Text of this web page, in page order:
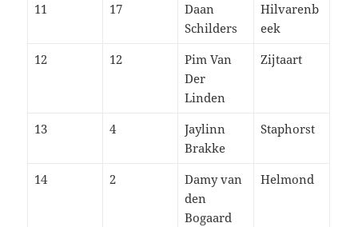
11 17
Daan
Schilders
Hilvarenb
eek
12
12
Pim Van
Der
Linden
Zijtaart
13 4
Jaylinn
Brakke
Staphorst
14 2
Damy van
den
Bogaard
Helmond